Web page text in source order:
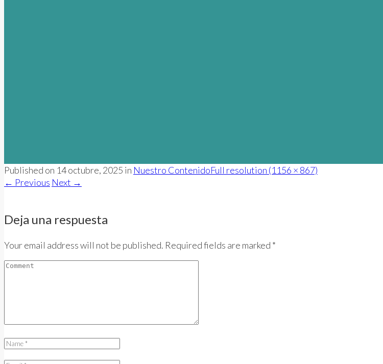
Published on 14 octubre, 2025 in Nuestro ContenidoFull resolution (1156 × 867)
← Previous Next →
Deja una respuesta
Your email address will not be published. Required fields are marked *